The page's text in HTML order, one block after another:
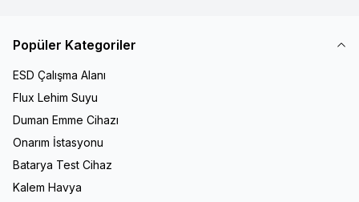
Popüler Kategoriler
ESD Çalışma Alanı
Flux Lehim Suyu
Duman Emme Cihazı
Onarım İstasyonu
Batarya Test Cihaz
Kalem Havya